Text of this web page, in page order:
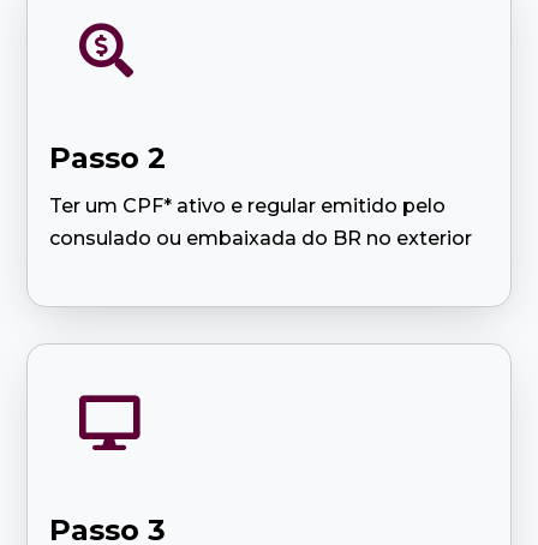

Passo 2
Ter um CPF* ativo e regular emitido pelo
consulado ou embaixada do BR no exterior

Passo 3